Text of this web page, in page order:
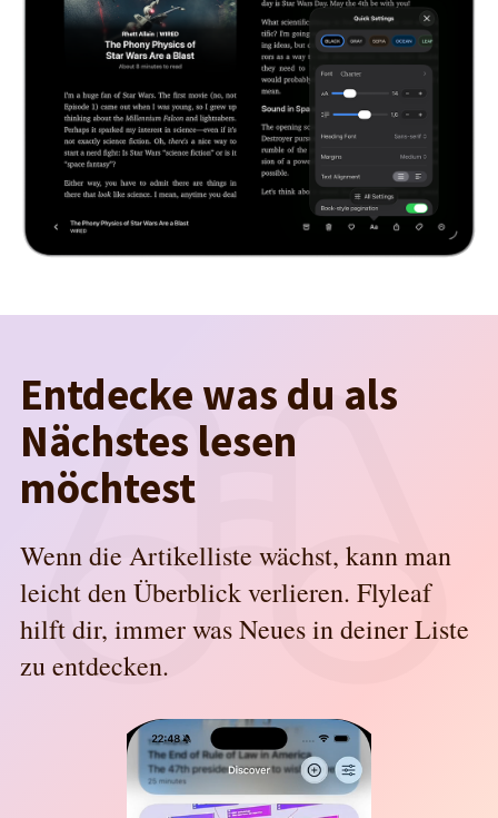
Entdecke was du als
Nächstes lesen
möchtest
Wenn die Artikelliste wächst, kann man
leicht den Überblick verlieren. Flyleaf
hilft dir, immer was Neues in deiner Liste
zu entdecken.